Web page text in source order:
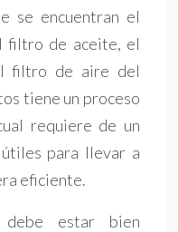
se encuentran el
filtro de aceite, el
filtro de aire del
tiene un proceso
requiere de un
para llevar a
eficiente.
estar bien